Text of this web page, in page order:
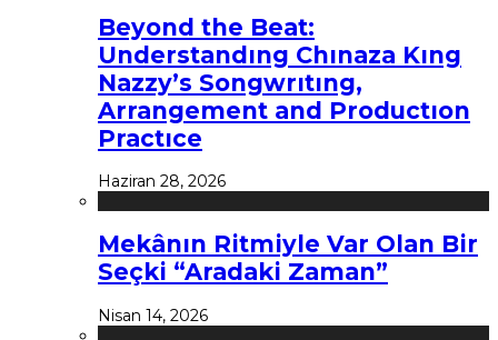
Beyond the Beat:
Understandıng Chınaza Kıng
Nazzy’s Songwrıtıng,
Arrangement and Productıon
Practıce
Haziran 28, 2026
Mekânın Ritmiyle Var Olan Bir
Seçki “Aradaki Zaman”
Nisan 14, 2026